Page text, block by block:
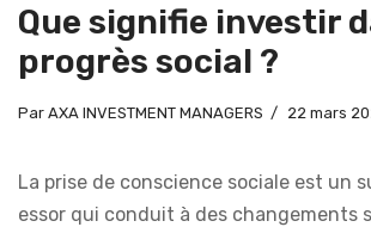
Que signifie investir
progrès social ?
Par AXA INVESTMENT MANAGERS 22 mars
La prise de conscience sociale est un
essor qui conduit à des changements